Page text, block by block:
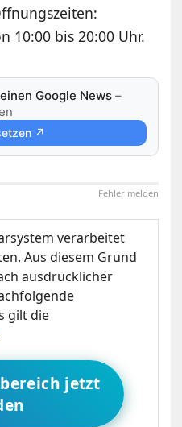
10:00 bis 20:00 Uhr.
Google News –
↗
Fehler melden
verarbeitet
Aus diesem Grund
ausdrücklicher
gilt die
jetzt